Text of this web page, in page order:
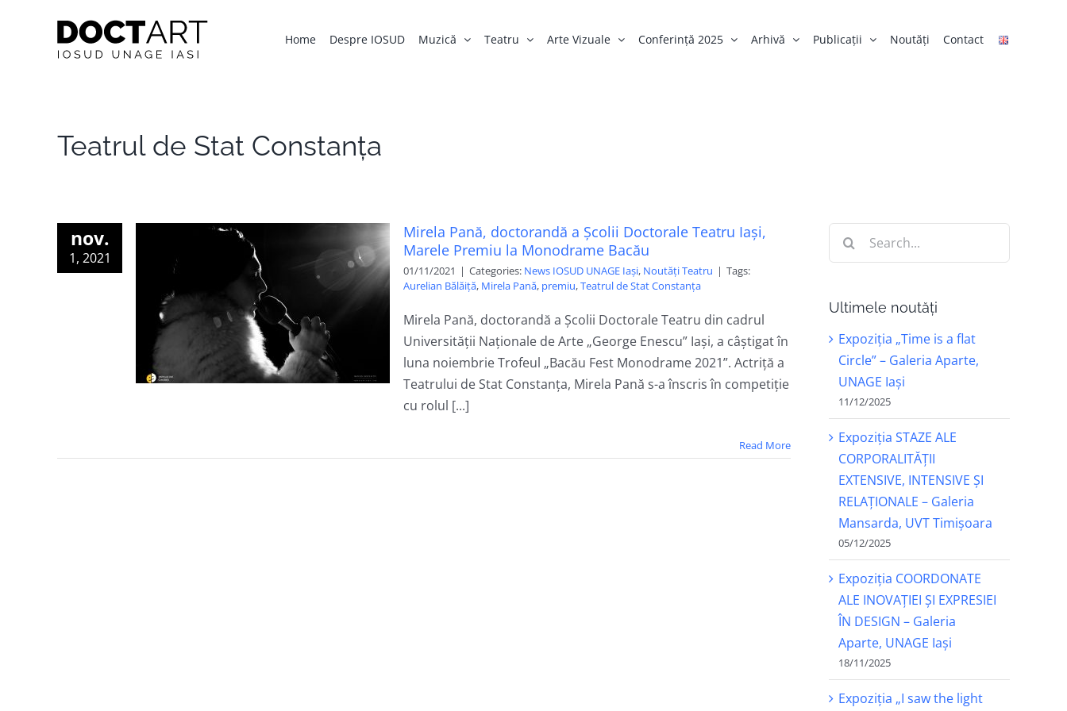
Home Despre IOSUD Muzică Teatru Arte Vizuale Conferință 2025 Arhivă Publicații Noutăți Contact
Teatrul de Stat Constanța
nov.
1, 2021
Mirela Pană, doctorandă a Școlii Doctorale Teatru Iași,
Marele Premiu la Monodrame Bacău
01/11/2021 | Categories: News IOSUD UNAGE Iași, Noutăți Teatru | Tags:
Aurelian Bălăiță, Mirela Pană, premiu,Teatrul de Stat Constanța
Mirela Pană, doctorandă a Școlii Doctorale Teatru din cadrul
Universității Naționale de Arte „George Enescu” Iași, a câștigat în
luna noiembrie Trofeul „Bacău Fest Monodrame 2021”. Actriță a
Teatrului de Stat Constanța, Mirela Pană s-a înscris în competiție
cu rolul [...]
Read More
Ultimele noutăți
Expoziția „Time is a flat
Circle” – Galeria Aparte,
UNAGE Iași
11/12/2025
Expoziția STAZE ALE
CORPORALITĂȚII
EXTENSIVE, INTENSIVE ȘI
RELAȚIONALE – Galeria
Mansarda, UVT Timișoara
05/12/2025
Expoziția COORDONATE
ALE INOVAȚIEI ȘI EXPRESIEI
ÎN DESIGN – Galeria
Aparte, UNAGE Iași
18/11/2025
Expoziția „I saw the light